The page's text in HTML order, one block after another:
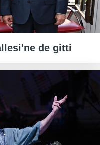
de gitti